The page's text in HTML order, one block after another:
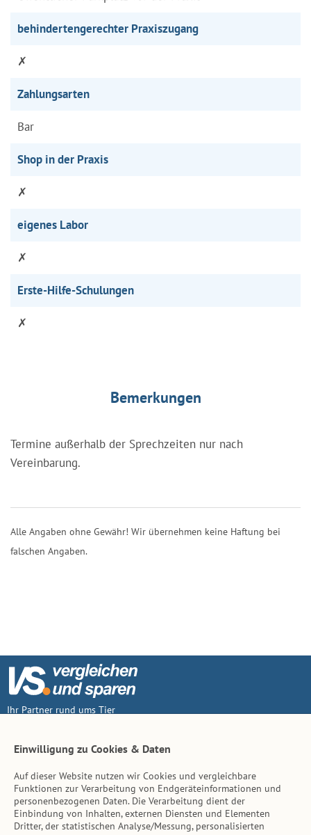
behindertengerechter Praxiszugang
✗
Zahlungsarten
Bar
Shop in der Praxis
✗
eigenes Labor
✗
Erste-Hilfe-Schulungen
✗
Bemerkungen
Termine außerhalb der Sprechzeiten nur nach
Vereinbarung.
Alle Angaben ohne Gewähr! Wir übernehmen keine Haftung bei
falschen Angaben.
Ihr Partner rund ums Tier
Inhalt
Tierarzt-Suche
Einwilligung zu Cookies & Daten
Auf dieser Website nutzen wir Cookies und vergleichbare
Funktionen zur Verarbeitung von Endgeräteinformationen und
personenbezogenen Daten. Die Verarbeitung dient der
Einbindung von Inhalten, externen Diensten und Elementen
Dritter, der statistischen Analyse/Messung, personalisierten